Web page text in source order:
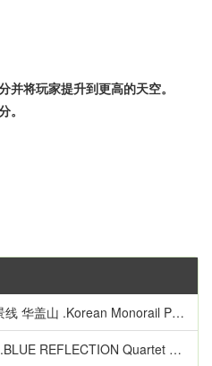
将玩家提升到更高的天空。
。
Monorail Panorama Line Hwagaesan 中文
REFLECTION Quartet 英语